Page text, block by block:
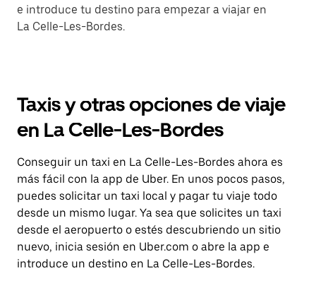
e introduce tu destino para empezar a viajar en
La Celle-Les-Bordes.
Taxis y otras opciones de viaje
en La Celle-Les-Bordes
Conseguir un taxi en La Celle-Les-Bordes ahora es
más fácil con la app de Uber. En unos pocos pasos,
puedes solicitar un taxi local y pagar tu viaje todo
desde un mismo lugar. Ya sea que solicites un taxi
desde el aeropuerto o estés descubriendo un sitio
nuevo, inicia sesión en Uber.com o abre la app e
introduce un destino en La Celle-Les-Bordes.